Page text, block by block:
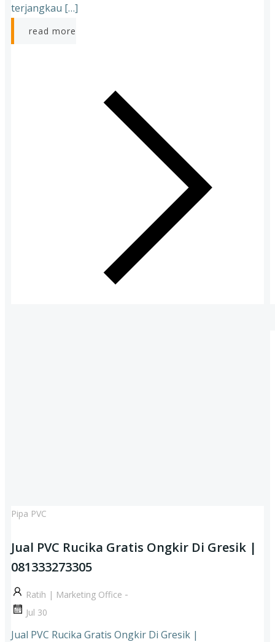
terjangkau […]
read more
Pipa PVC
Jual PVC Rucika Gratis Ongkir Di Gresik |
081333273305
Ratih | Marketing Office -
Jul 30
Jual PVC Rucika Gratis Ongkir Di Gresik |